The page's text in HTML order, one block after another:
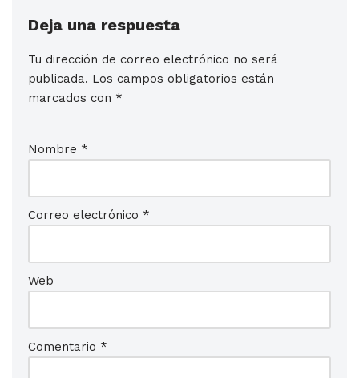
Deja una respuesta
Tu dirección de correo electrónico no será
publicada. Los campos obligatorios están
marcados con *
Nombre *
Correo electrónico *
Web
Comentario *